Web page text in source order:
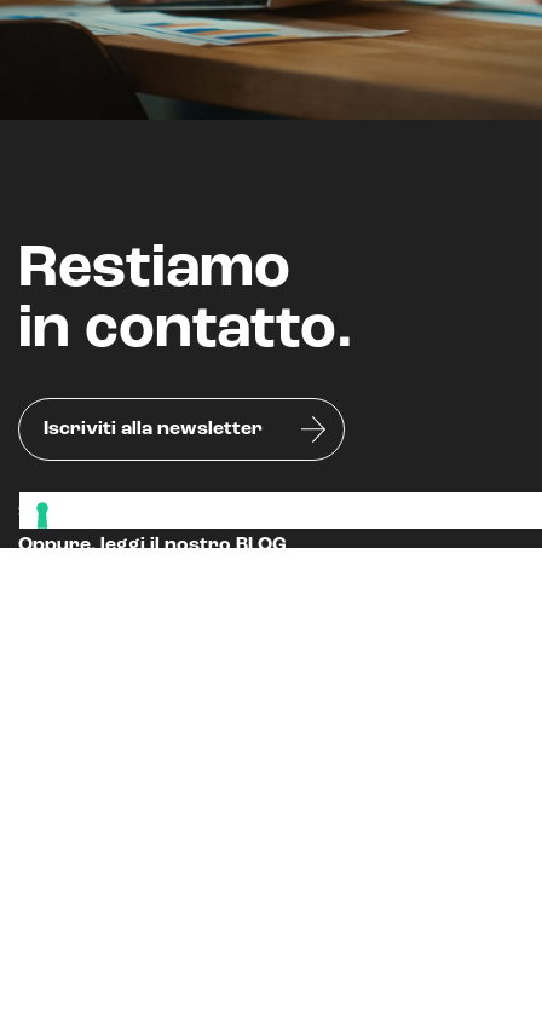
Restiamo
in contatto.
Iscriviti alla newsletter
Seguici sui nostri canali social
Oppure, leggi il nostroBLOG